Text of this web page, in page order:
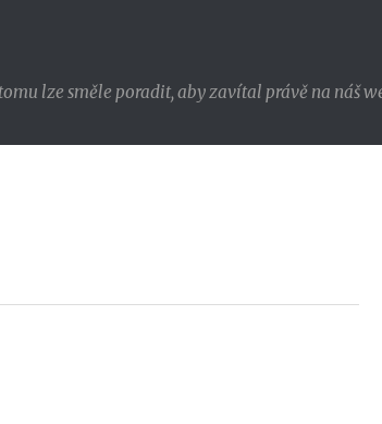
lze směle poradit, aby zavítal právě na náš